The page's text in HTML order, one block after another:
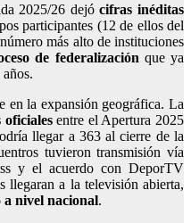
2025/26 dejócifras inéditas
participantes (12 de ellos del
más alto de instituciones
de federalización que ya
en la expansión geográfica. La
oficialesentre el Apertura 2025
llegar a 363 al cierre de la
tuvieron transmisión vía
y el acuerdo con DeporTV
llegaran a la televisión abierta,
nivel nacional.